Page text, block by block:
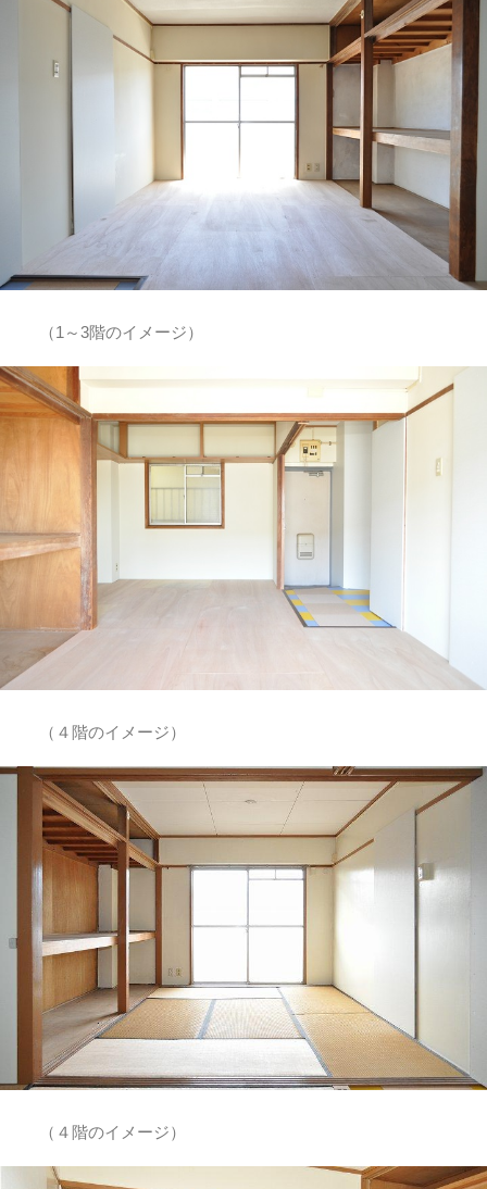
（1～3階のイメージ）
（４階のイメージ）
（４階のイメージ）